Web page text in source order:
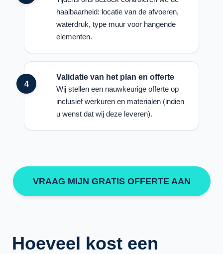
haalbaarheid: locatie van de afvoeren,
waterdruk, type muur voor hangende
elementen.
Validatie van het plan en offerte
Wij stellen een nauwkeurige offerte op
inclusief werkuren en materialen (indien
u wenst dat wij deze leveren).
VRAAG MIJN GRATIS OFFERTE AAN
Hoeveel kost een